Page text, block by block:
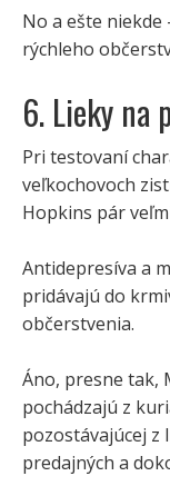
No a ešte niekde
rýchleho
6. Lieky na
Pri testovaní
veľkochovoch
Hopkins pár
Antidepresíva a
pridávajú do
občerstvenia.
Áno, presne tak,
pochádzajú z
pozostávajúcej z
predajných a